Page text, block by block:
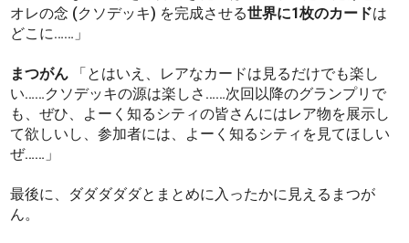
オレの念 (クソデッキ) を完成させる世界に1枚のカードは
どこに……」
まつがん 「とはいえ、レアなカードは見るだけでも楽し
い……クソデッキの源は楽しさ……次回以降のグランプリで
も、ぜひ、よーく知るシティの皆さんにはレア物を展示し
て欲しいし、参加者には、よーく知るシティを見てほしい
ぜ……」
最後に、ダダダダダとまとめに入ったかに見えるまつが
ん。